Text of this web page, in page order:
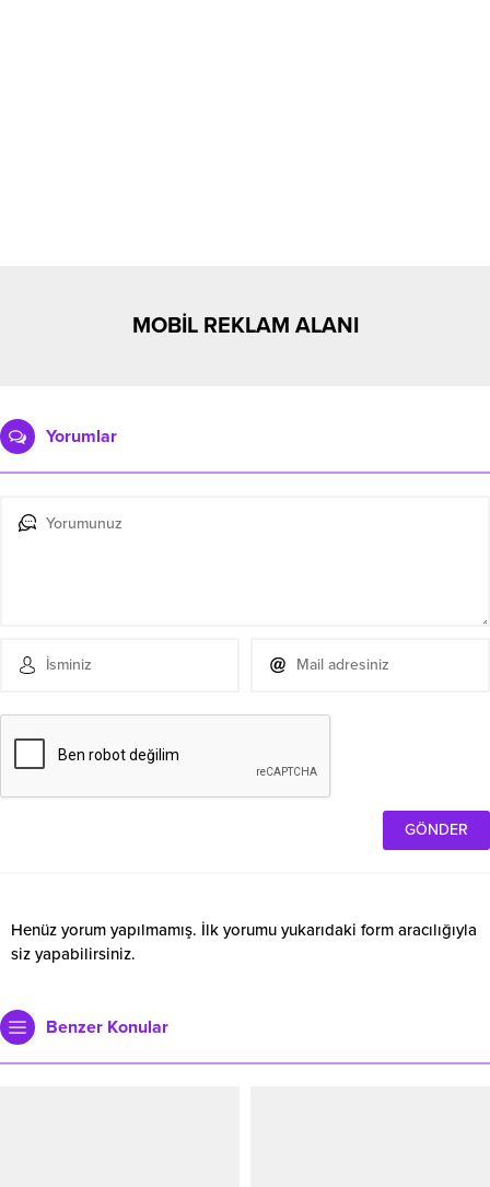
MOBİL REKLAM ALANI
Yorumlar
Henüz yorum yapılmamış. İlk yorumu yukarıdaki form aracılığıyla
siz yapabilirsiniz.
Benzer Konular